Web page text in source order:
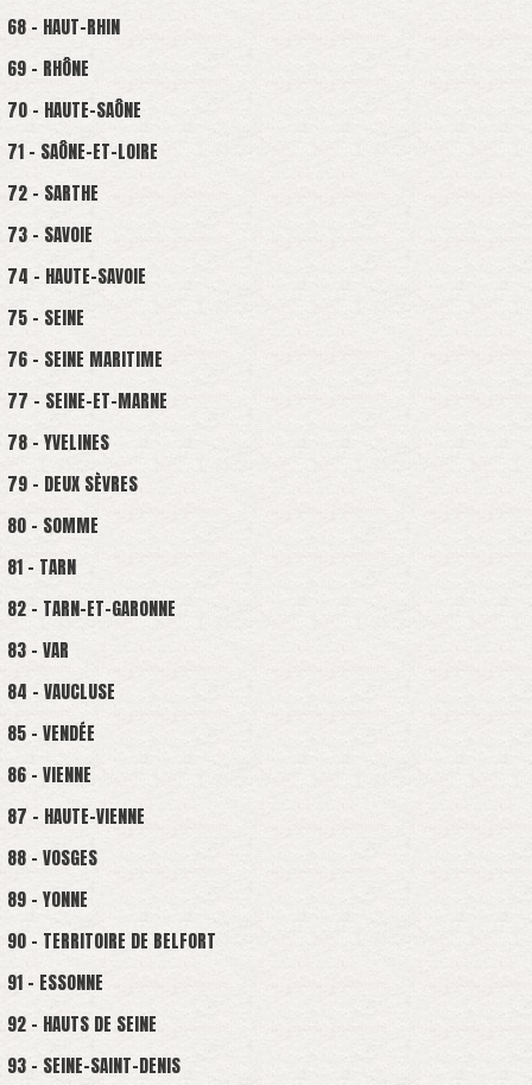
68 - HAUT-RHIN
69 - RHÔNE
70 - HAUTE-SAÔNE
71 - SAÔNE-ET-LOIRE
72 - SARTHE
73 - SAVOIE
74 - HAUTE-SAVOIE
75 - SEINE
76 - SEINE MARITIME
77 - SEINE-ET-MARNE
78 - YVELINES
79 - DEUX SÈVRES
80 - SOMME
81 - TARN
82 - TARN-ET-GARONNE
83 - VAR
84 - VAUCLUSE
85 - VENDÉE
86 - VIENNE
87 - HAUTE-VIENNE
88 - VOSGES
89 - YONNE
90 - TERRITOIRE DE BELFORT
91 - ESSONNE
92 - HAUTS DE SEINE
93 - SEINE-SAINT-DENIS